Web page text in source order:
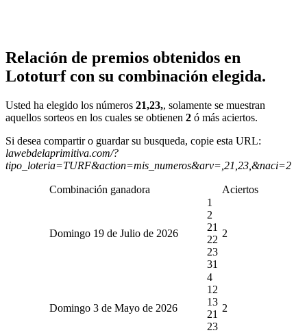
Relación de premios obtenidos en
Lototurf con su combinación elegida.
Usted ha elegido los números 21,23,, solamente se muestran
aquellos sorteos en los cuales se obtienen 2 ó más aciertos.
Si desea compartir o guardar su busqueda, copie esta URL:
lawebdelaprimitiva.com/?
tipo_loteria=TURF&action=mis_numeros&arv=,21,23,&naci=2
Combinación ganadora Aciertos
Domingo 19 de Julio de 2026
1
2
21
22
23
31
2
Domingo 3 de Mayo de 2026
4
12
13
21
23
2